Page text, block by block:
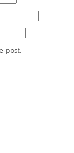
post.